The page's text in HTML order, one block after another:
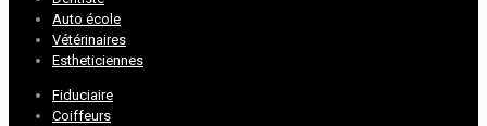
Auto école
Vétérinaires
Estheticiennes
Fiduciaire
Coiffeurs